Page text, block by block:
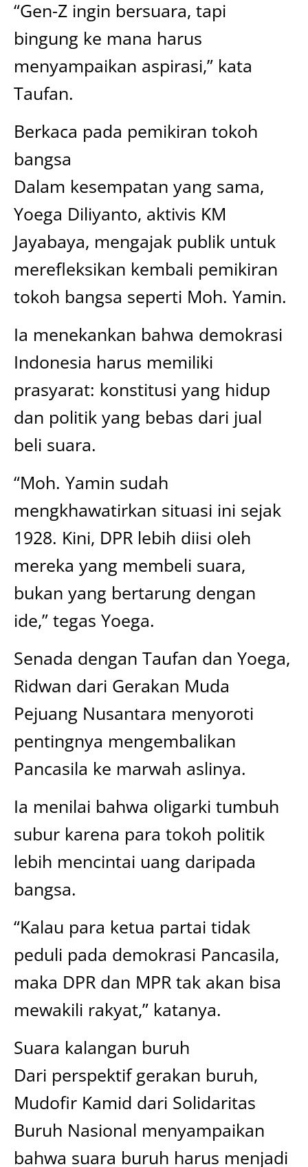
“Gen-Z ingin bersuara, tapi
bingung ke mana harus
menyampaikan aspirasi,” kata
Taufan.
Berkaca pada pemikiran tokoh
bangsa
Dalam kesempatan yang sama,
Yoega Diliyanto, aktivis KM
Jayabaya, mengajak publik untuk
merefleksikan kembali pemikiran
tokoh bangsa seperti Moh. Yamin.
Ia menekankan bahwa demokrasi
Indonesia harus memiliki
prasyarat: konstitusi yang hidup
dan politik yang bebas dari jual
beli suara.
“Moh. Yamin sudah
mengkhawatirkan situasi ini sejak
1928. Kini, DPR lebih diisi oleh
mereka yang membeli suara,
bukan yang bertarung dengan
ide,” tegas Yoega.
Senada dengan Taufan dan Yoega,
Ridwan dari Gerakan Muda
Pejuang Nusantara menyoroti
pentingnya mengembalikan
Pancasila ke marwah aslinya.
Ia menilai bahwa oligarki tumbuh
subur karena para tokoh politik
lebih mencintai uang daripada
bangsa.
“Kalau para ketua partai tidak
peduli pada demokrasi Pancasila,
maka DPR dan MPR tak akan bisa
mewakili rakyat,” katanya.
Suara kalangan buruh
Dari perspektif gerakan buruh,
Mudofir Kamid dari Solidaritas
Buruh Nasional menyampaikan
bahwa suara buruh harus menjadi